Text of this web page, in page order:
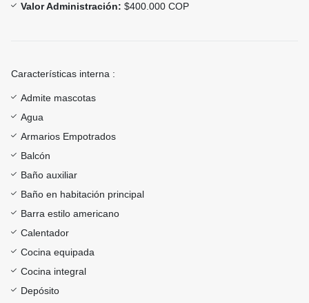
Valor Administración: $400.000 COP
Características interna :
Admite mascotas
Agua
Armarios Empotrados
Balcón
Baño auxiliar
Baño en habitación principal
Barra estilo americano
Calentador
Cocina equipada
Cocina integral
Depósito